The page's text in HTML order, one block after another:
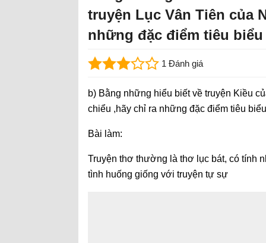
truyện Lục Vân Tiên của
những đặc điểm tiêu
1 Đánh giá
b) Bằng những hiểu biết về truyện Kiều
chiểu ,hãy chỉ ra những đặc điểm tiêu
Bài làm:
Truyện thơ thường là thơ lục bát, có tính
tình huống giống với truyện tự sự